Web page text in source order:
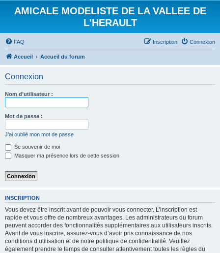
AMICALE MODELISTE DE LA VALLEE DE
L'HERAULT
FAQ Connexion
Inscription
Accueil Accueil du forum
Connexion
Nom d’utilisateur :
Mot de passe :
J’ai oublié mon mot de passe
Se souvenir de moi
Masquer ma présence lors de cette session
INSCRIPTION
Vous devez être inscrit avant de pouvoir vous connecter. L’inscription est
rapide et vous offre de nombreux avantages. Les administrateurs du forum
peuvent accorder des fonctionnalités supplémentaires aux utilisateurs inscrits.
Avant de vous inscrire, assurez-vous d’avoir pris connaissance de nos
conditions d’utilisation et de notre politique de confidentialité. Veuillez
également prendre le temps de consulter attentivement toutes les règles du